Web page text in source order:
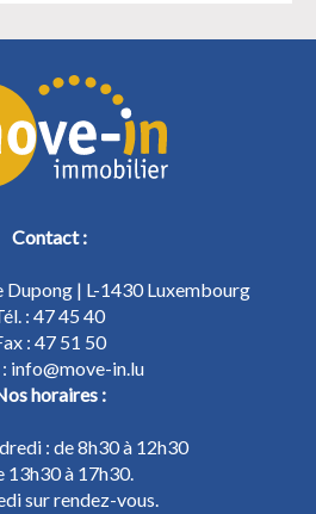
Contact :
Dupong | L-1430 Luxembourg
: 47 45 40
: 47 51 50
info@move-in.lu
horaires :
: de 8h30 à 12h30
13h30 à 17h30.
sur rendez-vous.